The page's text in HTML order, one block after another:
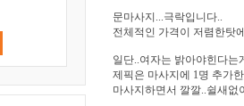
문마사지...극락입니다..
전체적인 가격이 저렴한탓
일단..여자는 밝아야힌다는
제픽은 마사지에 1명 추가
마사지하면서 깔깔..쉴새없